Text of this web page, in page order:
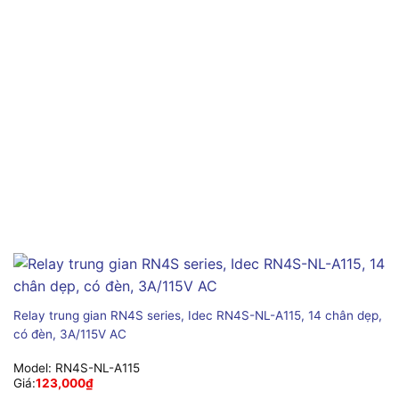
Relay trung gian RN4S series, Idec RN4S-NL-A115, 14 chân dẹp,
có đèn, 3A/115V AC
Model: RN4S-NL-A115
Giá:123,000₫